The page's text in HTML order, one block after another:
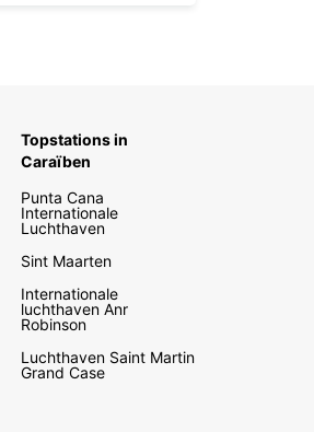
Topstations in
Caraïben
Punta Cana
Internationale
Luchthaven
Sint Maarten
Internationale
luchthaven Anr
Robinson
Luchthaven Saint Martin
Grand Case